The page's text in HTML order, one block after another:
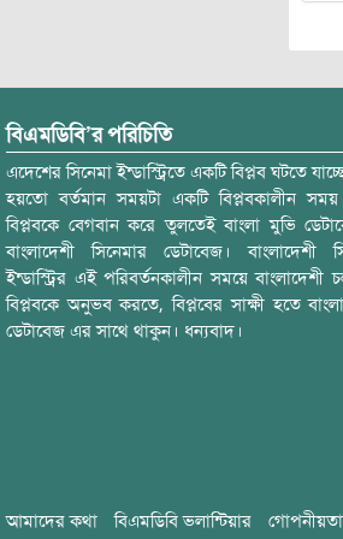
বিএমডিবি’র পরিচিতি
এদেশের সিনেমা ইন্ডাস্ট্রিতে একটি বিপ্লব ঘটতে
হয়তো বর্তমান সময়টা একটি বিপ্লবকালীন
বিপ্লবকে বেগবান করে তুলতেই বাংলা মুভি
বাংলাদেশী সিনেমার ডেটাবেজ। বাংলাদেশী
ইন্ডাস্ট্রির এই পরিবর্তনকালীন সময়ে বাংলাদেশী
বিপ্লবকে অনুভব করতে, বিপ্লবের সাক্ষী হতে
ডেটাবেজ এর সাথে থাকুন। ধন্যবাদ।
আমাদের কথা বিএমডিবি ভলান্টিয়ার